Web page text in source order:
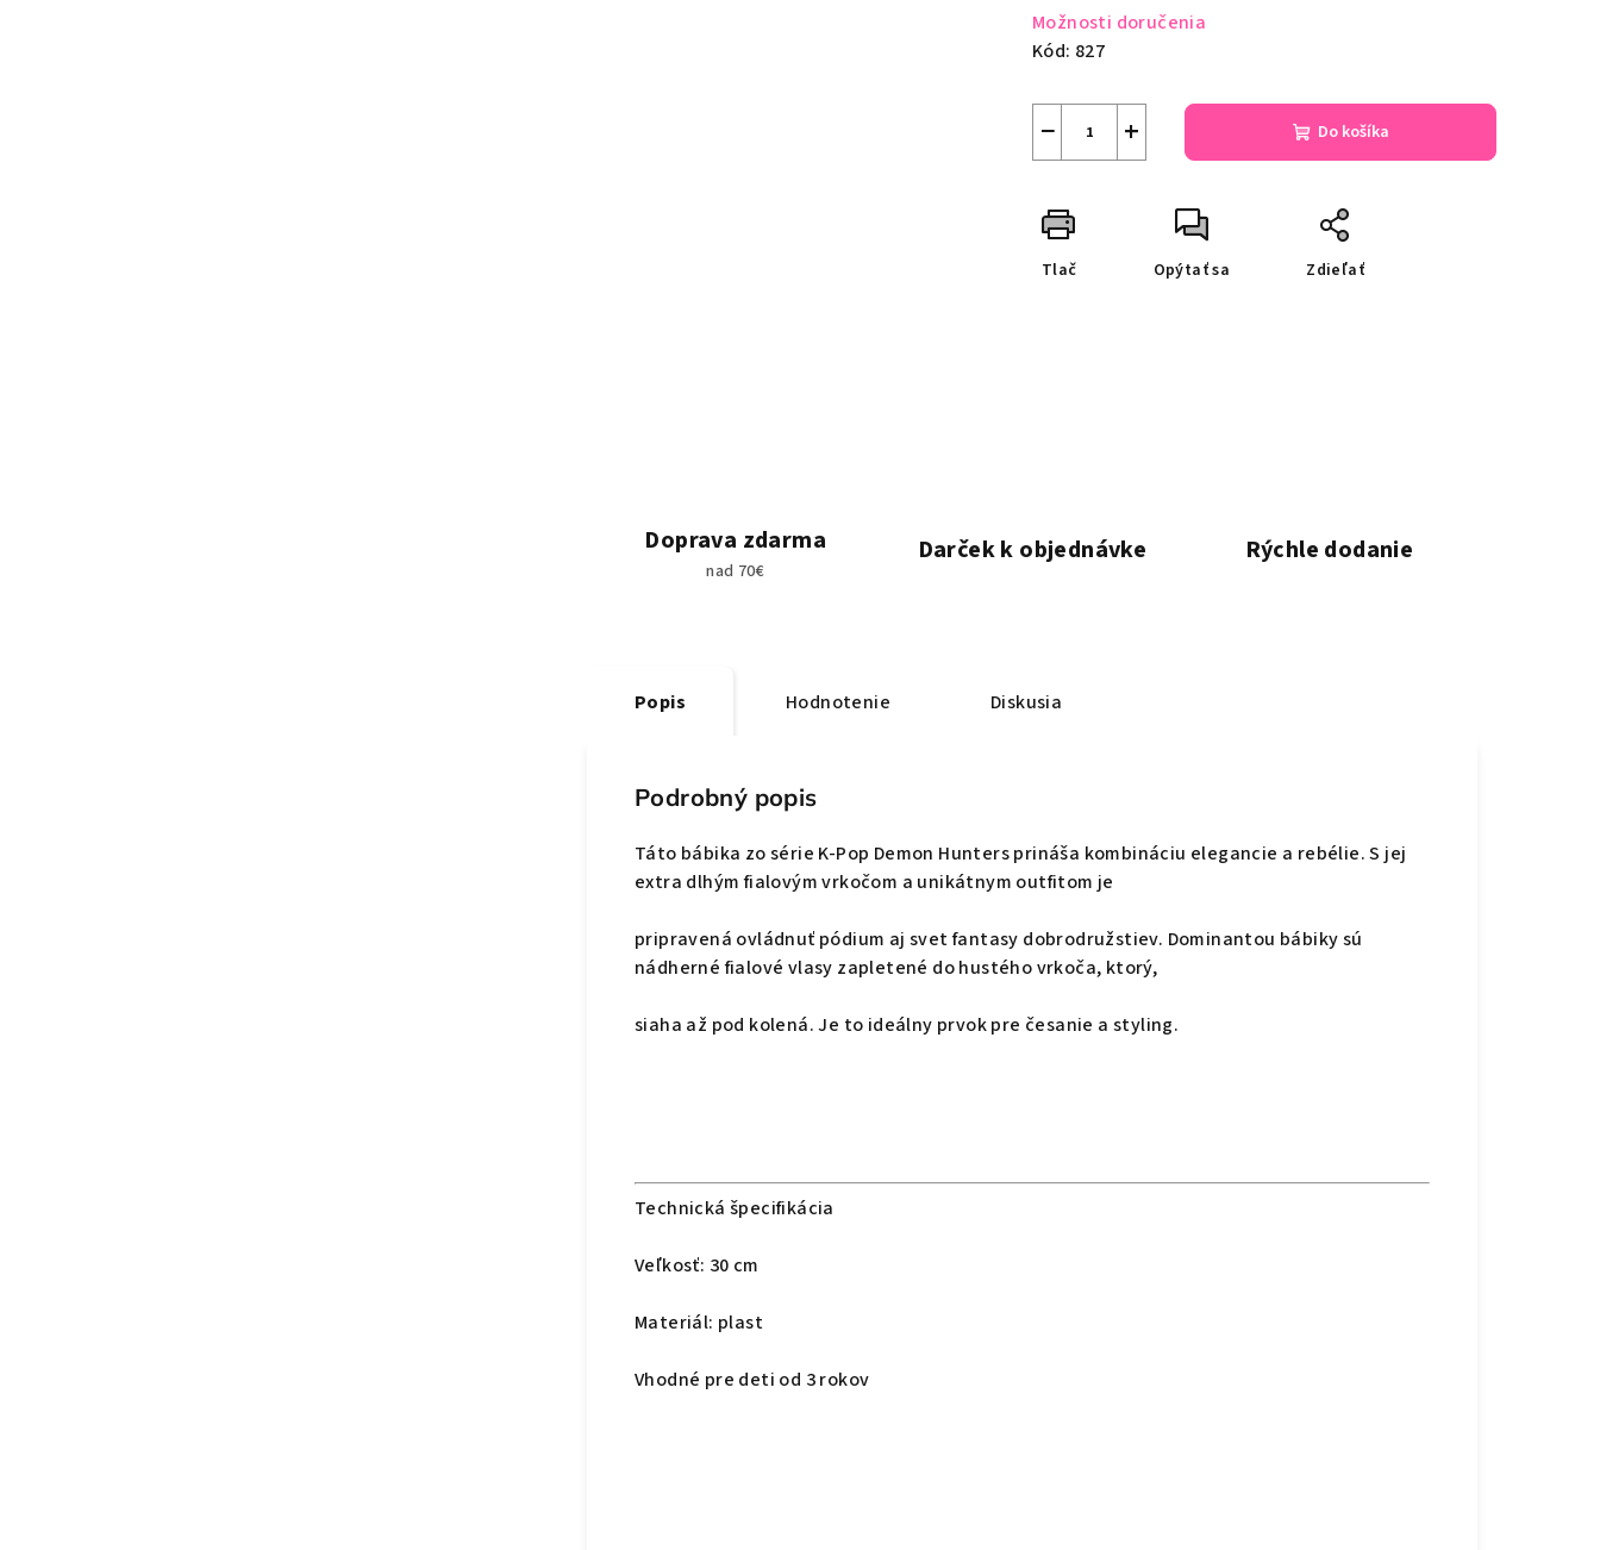
Možnosti doručenia
Kód: 827
+
− Do košíka
Tlač Opýtať sa Zdieľať
Doprava zdarma
nad 70€
Darček k objednávke Rýchle dodanie
Popis Hodnotenie Diskusia
Podrobný popis
Táto bábika zo série K-Pop Demon Hunters prináša kombináciu elegancie a rebélie. S jej
extra dlhým fialovým vrkočom a unikátnym outfitom je
pripravená ovládnuť pódium aj svet fantasy dobrodružstiev. Dominantou bábiky sú
nádherné fialové vlasy zapletené do hustého vrkoča, ktorý,
siaha až pod kolená. Je to ideálny prvok pre česanie a styling.
Technická špecifikácia
Veľkosť: 30 cm
Materiál: plast
Vhodné pre deti od 3 rokov